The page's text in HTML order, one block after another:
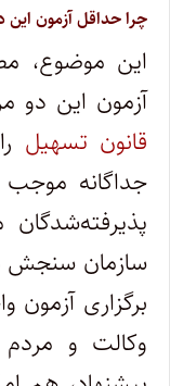
چرا حداقل آزمون
این موضوع،
آزمون این دو
قانون تسهیل
جداگانه
سازمان سنجش
برگزاری آزمون
وکالت و